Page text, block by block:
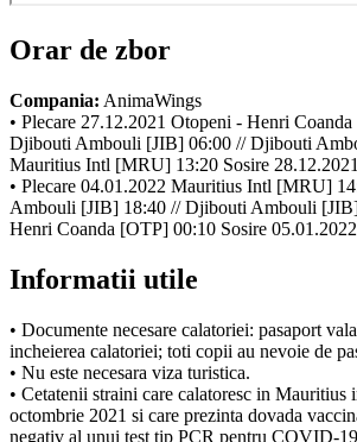
Orar de zbor
Compania: AnimaWings
• Plecare 27.12.2021 Otopeni - Henri
Djibouti Ambouli [JIB] 06:00 // Djibouti
Mauritius Intl [MRU] 13:20 Sosire 28.12.2021
• Plecare 04.01.2022 Mauritius Intl [MRU]
Ambouli [JIB] 18:40 // Djibouti Ambouli
Henri Coanda [OTP] 00:10 Sosire 05.01.2022
Informatii utile
• Documente necesare calatoriei: pasaport
incheierea calatoriei; toti copii au nevoie de
• Nu este necesara viza turistica.
• Cetatenii straini care calatoresc in Mauritius
octombrie 2021 si care prezinta dovada
negativ al unui test tip PCR pentru COVID-